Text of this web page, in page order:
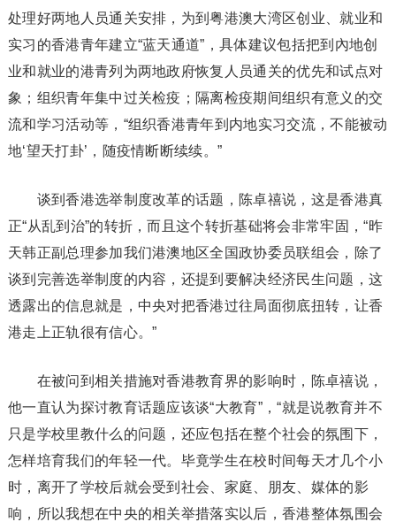
处理好两地人员通关安排，为到粤港澳大湾区创业、就业和
实习的香港青年建立“蓝天通道”，具体建议包括把到內地创
业和就业的港青列为两地政府恢复人员通关的优先和试点对
象；组织青年集中过关检疫；隔离检疫期间组织有意义的交
流和学习活动等，“组织香港青年到内地实习交流，不能被动
地‘望天打卦’，随疫情断断续续。”
谈到香港选举制度改革的话题，陈卓禧说，这是香港真
正“从乱到治”的转折，而且这个转折基础将会非常牢固，“昨
天韩正副总理参加我们港澳地区全国政协委员联组会，除了
谈到完善选举制度的内容，还提到要解决经济民生问题，这
透露出的信息就是，中央对把香港过往局面彻底扭转，让香
港走上正轨很有信心。”
在被问到相关措施对香港教育界的影响时，陈卓禧说，
他一直认为探讨教育话题应该谈“大教育”，“就是说教育并不
只是学校里教什么的问题，还应包括在整个社会的氛围下，
怎样培育我们的年轻一代。毕竟学生在校时间每天才几个小
时，离开了学校后就会受到社会、家庭、朋友、媒体的影
响，所以我想在中央的相关举措落实以后，香港整体氛围会